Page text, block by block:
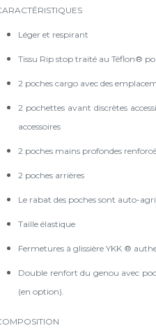
Léger et respirant
Tissu Rip stop traité au Téflon®
2 poches cargo avec des
2 pochettes avant discrètes
accessoires
2 poches mains profondes
2 poches arrières
Le rabat des poches sont auto-
Taille élastique
Fermetures à glissière YKK ®
Double renfort du genou avec
(en option).